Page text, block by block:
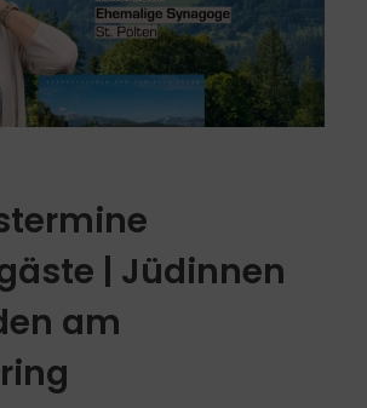
| Jüdinnen
am